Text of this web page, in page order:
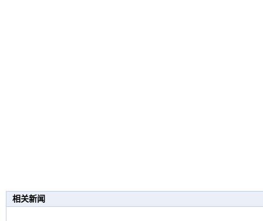
相关新闻